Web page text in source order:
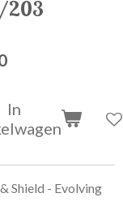
203
In
Shield - Evolving